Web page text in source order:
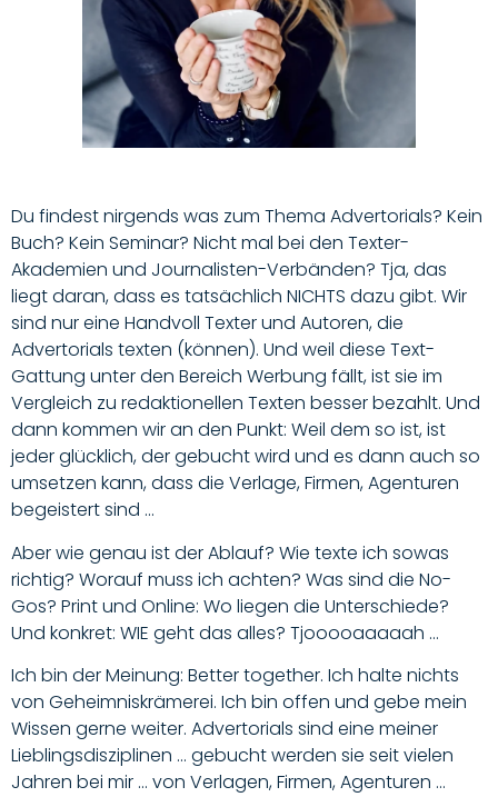
Du findest nirgends was zum Thema Advertorials? Kein
Buch? Kein Seminar? Nicht mal bei den Texter-
Akademien und Journalisten-Verbänden? Tja, das
liegt daran, dass es tatsächlich NICHTS dazu gibt. Wir
sind nur eine Handvoll Texter und Autoren, die
Advertorials texten (können). Und weil diese Text-
Gattung unter den Bereich Werbung fällt, ist sie im
Vergleich zu redaktionellen Texten besser bezahlt. Und
dann kommen wir an den Punkt: Weil dem so ist, ist
jeder glücklich, der gebucht wird und es dann auch so
umsetzen kann, dass die Verlage, Firmen, Agenturen
begeistert sind …
Aber wie genau ist derAblauf? Wie texte ich sowas
richtig? Worauf muss ich achten? Was sind die No-
Gos? Print und Online: Wo liegen die Unterschiede?
Und konkret: WIE geht das alles? Tjooooaaaaah …
Ich bin der Meinung: Better together. Ich halte nichts
von Geheimniskrämerei. Ich bin offen und gebe mein
Wissen gerne weiter. Advertorials sind eine meiner
Lieblingsdisziplinen … gebucht werden sie seit vielen
Jahren bei mir … von Verlagen, Firmen, Agenturen …